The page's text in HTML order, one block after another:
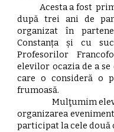
Acesta a fost
după trei ani de
organizat în
Constanța și cu
Profesorilor
elevilor ocazia de a
care o consideră o
frumoasă.
Mulţumim
organizarea
participat la cele două